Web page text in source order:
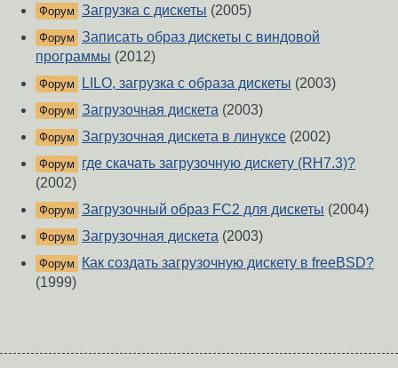
Форум Загрузка с дискеты (2005)
Форум Записать образ дискеты с виндовой
программы (2012)
Форум LILO, загрузка с образа дискеты (2003)
Форум Загрузочная дискета (2003)
Форум Загрузочная дискета в линуксе (2002)
Форум
где скачать загрузочную дискету (RH7.3)?
(2002)
Форум Загрузочный образ FC2 для дискеты (2004)
Форум Загрузочная дискета (2003)
Форум
Как создать загрузочную дискету в freeBSD?
(1999)